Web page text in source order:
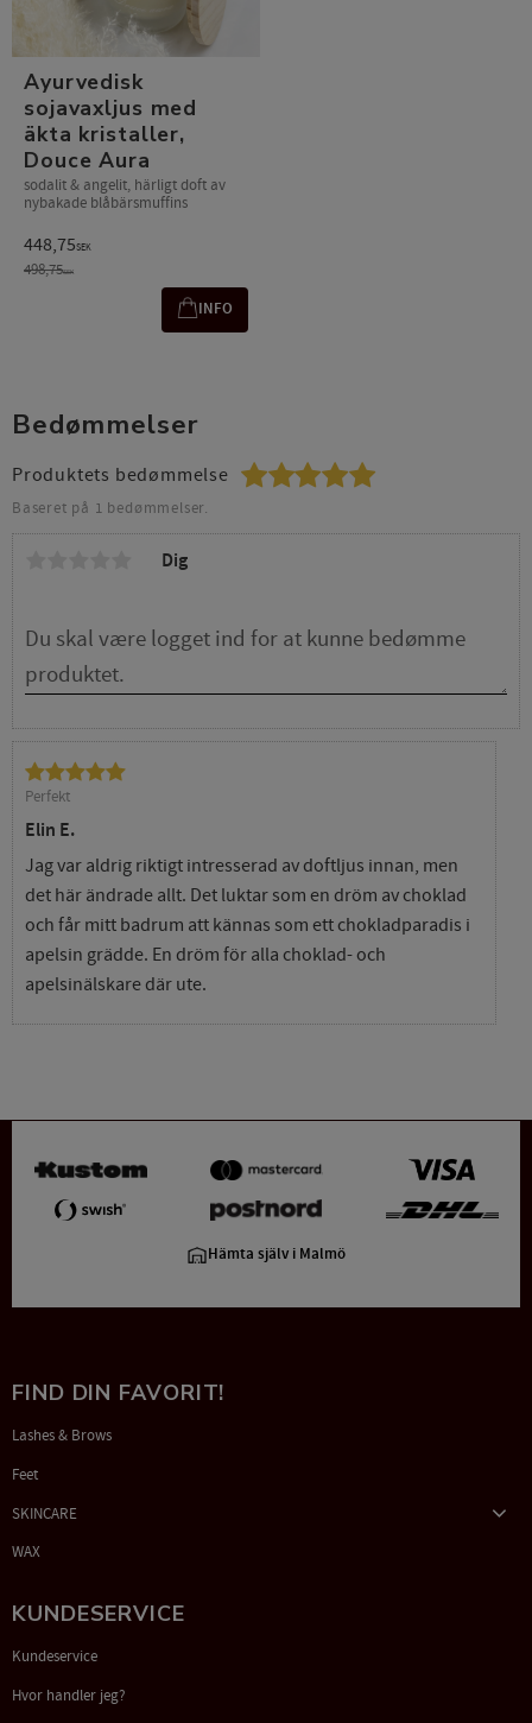
Bedømmelser
Produktets bedømmelse
Baseret på 1 bedømmelser.
Dig
Perfekt
Elin E.
Jag var aldrig riktigt intresserad av doftljus innan, men
det här ändrade allt. Det luktar som en dröm av choklad
och får mitt badrum att kännas som ett chokladparadis i
apelsin grädde. En dröm för alla choklad- och
apelsinälskare där ute.
Ayurvedisk
sojavaxljus med
äkta kristaller,
Douce Aura
sodalit & angelit, härligt doft av
nybakade blåbärsmuffins
448,75SEK
498,75SEK
INFO
Hämta själv i Malmö
FIND DIN FAVORIT!
Lashes & Brows
Feet
SKINCARE
WAX
KUNDESERVICE
Kundeservice
Hvor handler jeg?